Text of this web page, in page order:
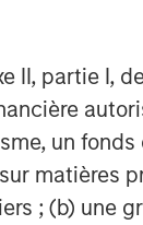
II, partie I,
un
matières
; (b) une
was